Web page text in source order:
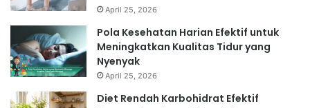
April 25, 2026
Pola Kesehatan Harian Efektif untuk
Meningkatkan Kualitas Tidur yang
Nyenyak
April 25, 2026
Diet Rendah Karbohidrat Efektif